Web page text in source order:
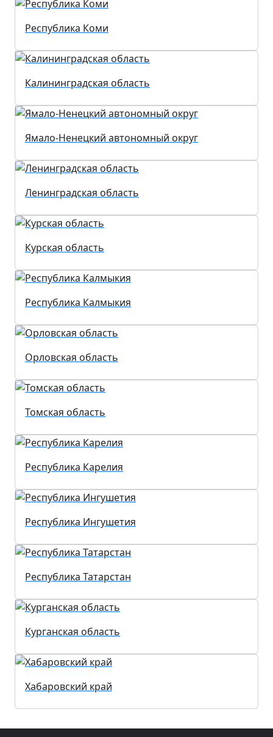
Республика Коми
Калининградская область
Ямало-Ненецкий автономный округ
Ленинградская область
Курская область
Республика Калмыкия
Орловская область
Томская область
Республика Карелия
Республика Ингушетия
Республика Татарстан
Курганская область
Хабаровский край